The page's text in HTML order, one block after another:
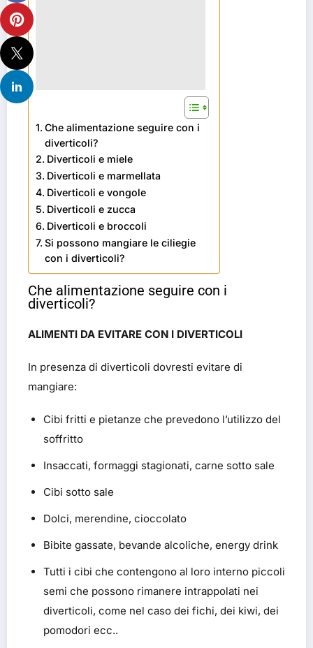
Che alimentazione seguire con i
diverticoli?
Diverticoli e miele
Diverticoli e marmellata
Diverticoli e vongole
Diverticoli e zucca
Diverticoli e broccoli
Si possono mangiare le ciliegie
con i diverticoli?
Che alimentazione seguire con i
diverticoli?
ALIMENTI DA EVITARE CON I DIVERTICOLI
In presenza di diverticoli dovresti evitare di
mangiare:
Cibi fritti e pietanze che prevedono l’utilizzo del
soffritto
Insaccati, formaggi stagionati, carne sotto sale
Cibi sotto sale
Dolci, merendine, cioccolato
Bibite gassate, bevande alcoliche, energy drink
Tutti i cibi che contengono al loro interno piccoli
semi che possono rimanere intrappolati nei
diverticoli, come nel caso dei fichi, dei kiwi, dei
pomodori ecc..